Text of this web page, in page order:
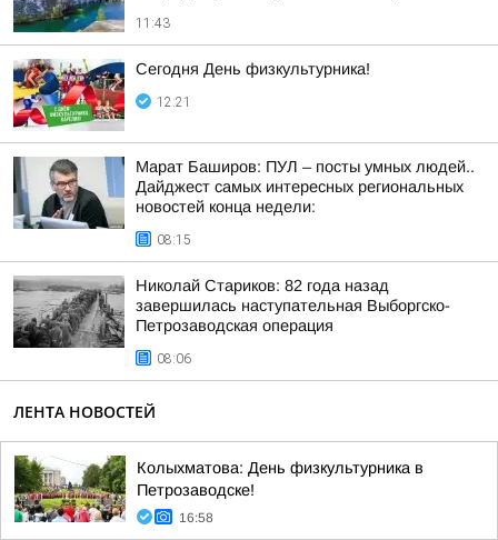
11:43
Сегодня День физкультурника!
12:21
Марат Баширов: ПУЛ – посты умных людей..
Дайджест самых интересных региональных
новостей конца недели:
08:15
Николай Стариков: 82 года назад
завершилась наступательная Выборгско-
Петрозаводская операция
08:06
ЛЕНТА НОВОСТЕЙ
Колыхматова: День физкультурника в
Петрозаводске!
16:58